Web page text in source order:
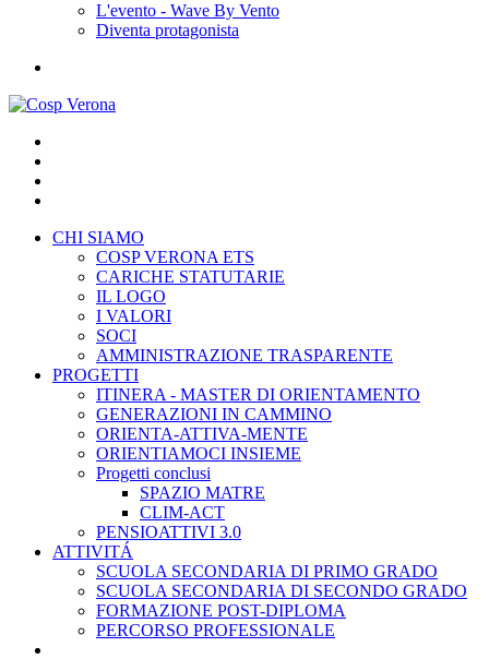
L'evento - Wave By Vento
Diventa protagonista
CHI SIAMO
COSP VERONA ETS
CARICHE STATUTARIE
IL LOGO
I VALORI
SOCI
AMMINISTRAZIONE TRASPARENTE
PROGETTI
ITINERA - MASTER DI ORIENTAMENTO
GENERAZIONI IN CAMMINO
ORIENTA-ATTIVA-MENTE
ORIENTIAMOCI INSIEME
Progetti conclusi
SPAZIO MATRE
CLIM-ACT
PENSIOATTIVI 3.0
ATTIVITÁ
SCUOLA SECONDARIA DI PRIMO GRADO
SCUOLA SECONDARIA DI SECONDO GRADO
FORMAZIONE POST-DIPLOMA
PERCORSO PROFESSIONALE